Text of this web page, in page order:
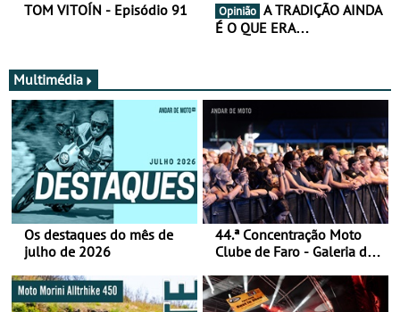
TOM VITOÍN - Episódio 91 Opinião
É O QUE ERA…
Multimédia
Os destaques do mês de
julho de 2026
44.ª Concentração Moto
Clube de Faro - Galeria de